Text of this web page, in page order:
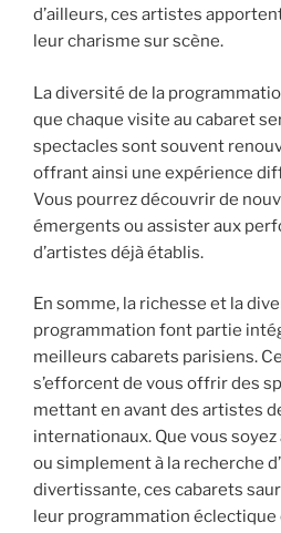
d’ailleurs, ces artistes
leur charisme sur scène.
La diversité de la
que chaque visite au cabaret
spectacles sont souvent
offrant ainsi une expérience
Vous pourrez découvrir de
émergents ou assister aux
d’artistes déjà établis.
En somme, la richesse et la
programmation font partie
meilleurs cabarets parisiens.
s’efforcent de vous offrir des
mettant en avant des artistes
internationaux. Que vous
ou simplement à la recherche
divertissante, ces cabarets
leur programmation éclectique